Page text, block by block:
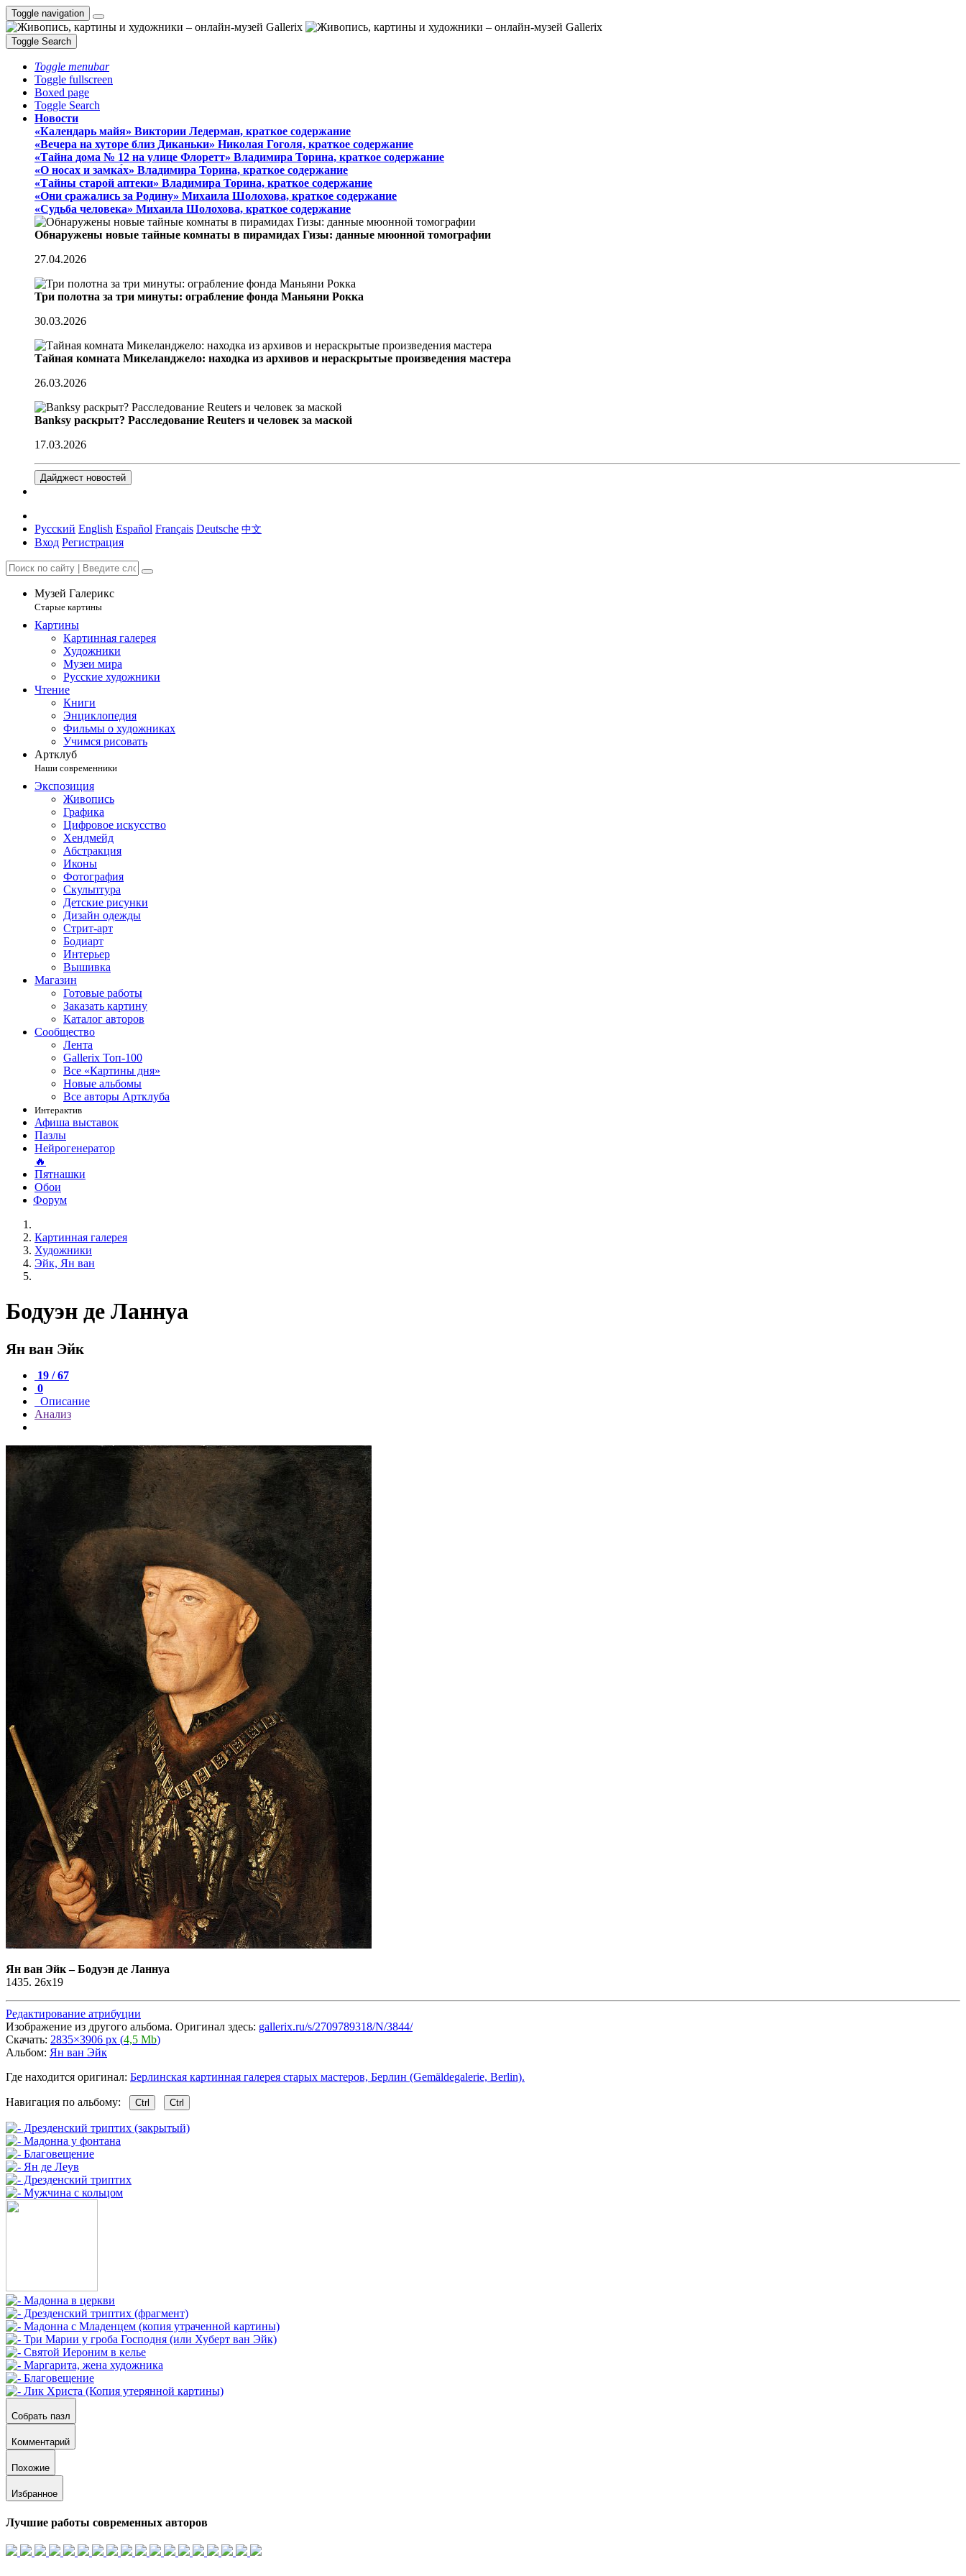
Toggle navigation
Toggle Search
Toggle menubar
Toggle fullscreen
Boxed page
Toggle Search
Новости
«Календарь майя» Виктории Ледерман, краткое содержание
«Вечера на хуторе близ Диканьки» Николая Гоголя, краткое содержание
«Тайна дома № 12 на улице Флоретт» Владимира Торина, краткое содержание
«О носах и замка́х» Владимира Торина, краткое содержание
«Тайны старой аптеки» Владимира Торина, краткое содержание
«Они сражались за Родину» Михаила Шолохова, краткое содержание
«Судьба человека» Михаила Шолохова, краткое содержание
Обнаружены новые тайные комнаты в пирамидах Гизы: данные мюонной томографии
27.04.2026
Три полотна за три минуты: ограбление фонда Маньяни Рокка
30.03.2026
Тайная комната Микеланджело: находка из архивов и нераскрытые произведения мастера
26.03.2026
Banksy раскрыт? Расследование Reuters и человек за маской
17.03.2026
Дайджест новостей
Русский English Español Français Deutsche 中文
Вход Регистрация
Музей Галерикс
Старые картины
Картины
Картинная галерея
Художники
Музеи мира
Русские художники
Чтение
Книги
Энциклопедия
Фильмы о художниках
Учимся рисовать
Артклуб
Наши современники
Экспозиция
Живопись
Графика
Цифровое искусство
Хендмейд
Абстракция
Иконы
Фотография
Скульптура
Детские рисунки
Дизайн одежды
Стрит-арт
Бодиарт
Интерьер
Вышивка
Магазин
Готовые работы
Заказать картину
Каталог авторов
Сообщество
Лента
Gallerix Топ-100
Все «Картины дня»
Новые альбомы
Все авторы Артклуба
Интерактив
Афиша выставок
Пазлы
Нейрогенератор
🔥
Пятнашки
Обои
Форум
Картинная галерея
Художники
Эйк, Ян ван
Бодуэн де Ланнуа
Ян ван Эйк
19 / 67
0
Описание
Анализ
Ян ван Эйк–Бодуэн де Ланнуа
1435. 26x19
Редактирование атрибуции
Изображение из другого альбома. Оригинал здесь: gallerix.ru/s/2709789318/N/3844/
Скачать: 2835×3906 px (4,5 Mb)
Альбом: Ян ван Эйк
Где находится оригинал: Берлинская картинная галерея старых мастеров, Берлин (Gemäldegalerie, Berlin).
Навигация по альбому: Ctrl Ctrl
Собрать пазл
Комментарий
Похожие
Избранное
Лучшие работы современных авторов